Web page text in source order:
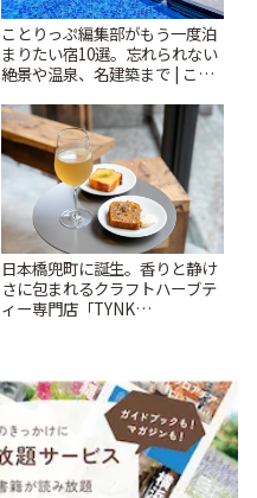
ことりっぷ編集部がもう一度泊
まりたい宿10選。忘れられない
絶景や温泉、名建築まで | こと
日本橋兜町に誕生。香りと静け
さに包まれるクラフトハーブテ
ィー専門店「TYNK